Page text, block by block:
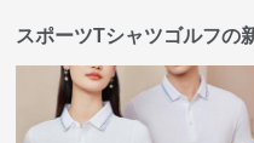
スポーツTシャツゴルフの